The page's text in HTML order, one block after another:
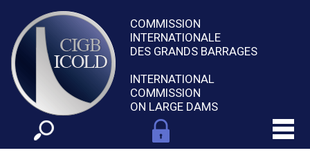
COMMISSION
INTERNATIONALE
DES GRANDS BARRAGES
INTERNATIONAL
COMMISSION
ON LARGE DAMS